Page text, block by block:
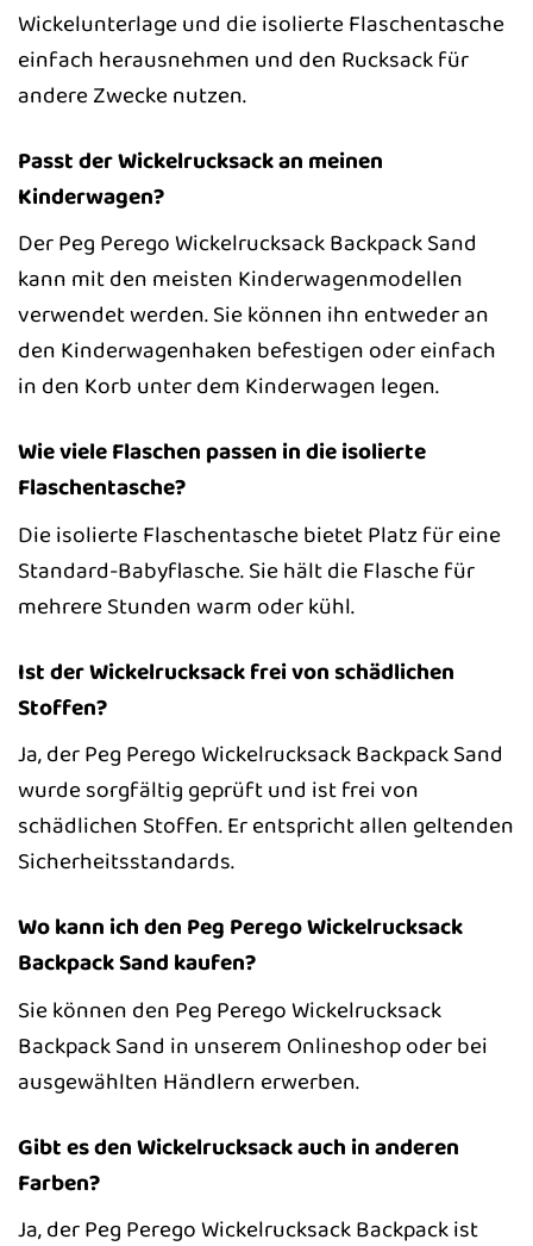
Wickelunterlage und die isolierte Flaschentasche
einfach herausnehmen und den Rucksack für
andere Zwecke nutzen.
Passt der Wickelrucksack an meinen
Kinderwagen?
Der Peg Perego Wickelrucksack Backpack Sand
kann mit den meisten Kinderwagenmodellen
verwendet werden. Sie können ihn entweder an
den Kinderwagenhaken befestigen oder einfach
in den Korb unter dem Kinderwagen legen.
Wie viele Flaschen passen in die isolierte
Flaschentasche?
Die isolierte Flaschentasche bietet Platz für eine
Standard-Babyflasche. Sie hält die Flasche für
mehrere Stunden warm oder kühl.
Ist der Wickelrucksack frei von schädlichen
Stoffen?
Ja, der Peg Perego Wickelrucksack Backpack Sand
wurde sorgfältig geprüft und ist frei von
schädlichen Stoffen. Er entspricht allen geltenden
Sicherheitsstandards.
Wo kann ich den Peg Perego Wickelrucksack
Backpack Sand kaufen?
Sie können den Peg Perego Wickelrucksack
Backpack Sand in unserem Onlineshop oder bei
ausgewählten Händlern erwerben.
Gibt es den Wickelrucksack auch in anderen
Farben?
Ja, der Peg Perego Wickelrucksack Backpack ist